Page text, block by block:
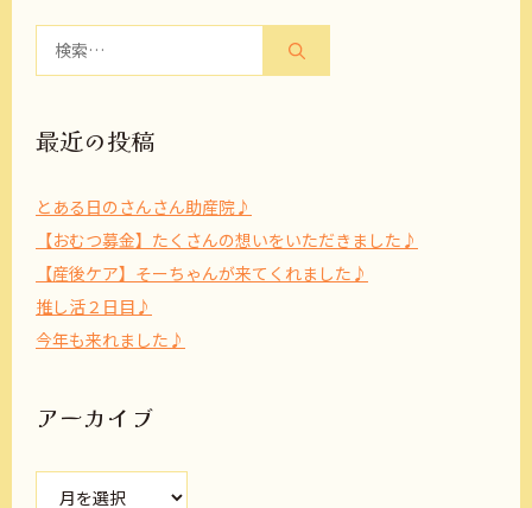
最近の投稿
とある日のさんさん助産院♪
【おむつ募金】たくさんの想いをいただきました♪
【産後ケア】そーちゃんが来てくれました♪
推し活２日目♪
今年も来れました♪
アーカイブ